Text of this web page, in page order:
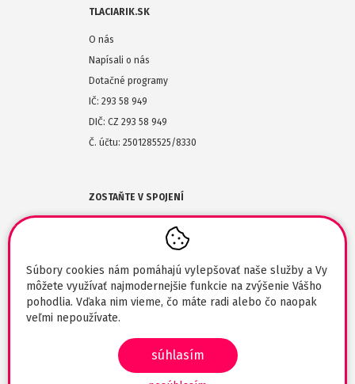
Súbory cookies nám pomáhajú vylepšovať naše služby a Vy
môžete využívať najmodernejšie funkcie na zvýšenie Vášho
pohodlia. Vďaka nim vieme, čo máte radi alebo čo naopak
veľmi nepoužívate.
súhlasím
TLACIARIK.SK
O nás
Napísali o nás
Dotačné programy
IČ: 293 58 949
DIČ: CZ 293 58 949
Č. účtu: 2501285525/8330
ZOSTAŇTE V SPOJENÍ
obchod@tlaciarik.sk
© 2026 Tlaciarik.sk / svadba